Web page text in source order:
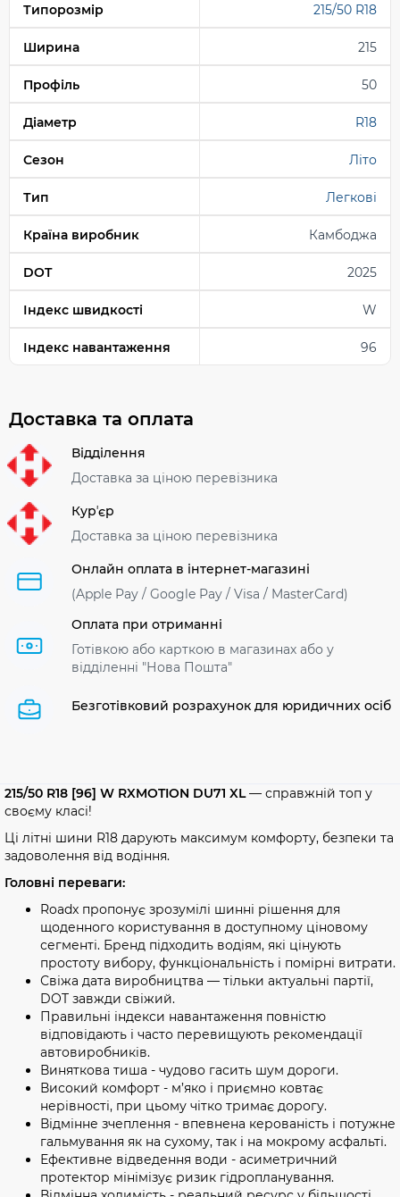
Типорозмір 215/50 R18
Ширина 215
Профіль 50
Діаметр R18
Сезон Літо
Тип Легкові
Країна виробник Камбоджа
DOT 2025
Індекс швидкості W
Індекс навантаження 96
Доставка та оплата
Відділення
Доставка за ціною перевізника
Курʼєр
Доставка за ціною перевізника
Онлайн оплата в інтернет-магазині
(Apple Pay / Google Pay / Visa / MasterСard)
Оплата при отриманні
Готівкою або карткою в магазинах або у
відділенні "Нова Пошта"
Безготівковий розрахунок для юридичних осіб
215/50 R18 [96] W RXMOTION DU71 XL— справжній топ у
своєму класі!
Ці літні шини R18 дарують максимум комфорту, безпеки та
задоволення від водіння.
Головні переваги:
Roadx пропонує зрозумілі шинні рішення для
щоденного користування в доступному ціновому
сегменті. Бренд підходить водіям, які цінують
простоту вибору, функціональність і помірні витрати.
Свіжа дата виробництва — тільки актуальні партії,
DOT завжди свіжий.
Правильні індекси навантаження повністю
відповідають і часто перевищують рекомендації
автовиробників.
Виняткова тиша - чудово гасить шум дороги.
Високий комфорт - м’яко і приємно ковтає
нерівності, при цьому чітко тримає дорогу.
Відмінне зчеплення - впевнена керованість і потужне
гальмування як на сухому, так і на мокрому асфальті.
Ефективне відведення води - асиметричний
протектор мінімізує ризик гідропланування.